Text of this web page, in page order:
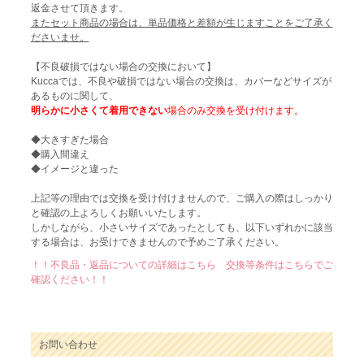
返金させて頂きます。
またセット商品の場合は、単品価格と差額が生じますことをご了承く
ださいませ。
【不良破損ではない場合の交換において】
Kuccaでは、不良や破損ではない場合の交換は、カバーなどサイズが
あるものに関して、
明らかに小さくて着用できない場合のみ交換を受け付けます。
◆大きすぎた場合
◆購入間違え
◆イメージと違った
上記等の理由では交換を受け付けませんので、ご購入の際はしっかり
と確認の上よろしくお願いいたします。
しかしながら、小さいサイズであったとしても、以下いずれかに該当
する場合は、お受けできませんので予めご了承ください。
！！不良品・返品についての詳細はこちら 交換等条件はこちらでご
確認ください！！
お問い合わせ